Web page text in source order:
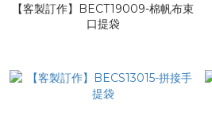
【客製訂作】BECT19009-棉帆布束
口提袋